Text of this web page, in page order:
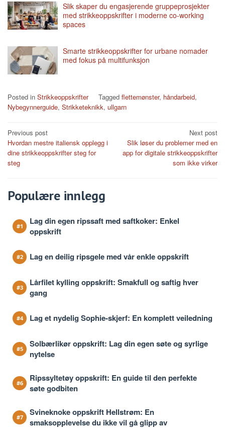
Slik skaper du engasjerende gruppeprosjekter
med strikkeoppskrifter i moderne co-working
spaces
Smarte strikkeoppskrifter for urbane nomader
med fokus på multifunksjon
Posted in Strikkeoppskrifter Tagged flettemønster, håndarbeid,
Nybegynnerguide, Strikketeknikk, ullgarn
Post
navigation
Previous post
Hvordan mestre italiensk opplegg i
dine strikkeoppskrifter steg for
steg
Next post
Slik løser du problemer med en
app for digitale strikkeoppskrifter
som ikke virker
Populære innlegg
Lag din egen ripssaft med saftkoker: Enkel
oppskrift
Lag en deilig ripsgele med vår enkle oppskrift
Lårfilet kylling oppskrift: Smakfull og saftig hver
gang
Lag et nydelig Sophie-skjerf: En komplett veiledning
Solbærlikør oppskrift: Lag din egen søte og syrlige
nytelse
Ripssyltetøy oppskrift: En guide til den perfekte
søte godbiten
Svineknoke oppskrift Hellstrøm: En
smaksopplevelse du ikke vil gå glipp av